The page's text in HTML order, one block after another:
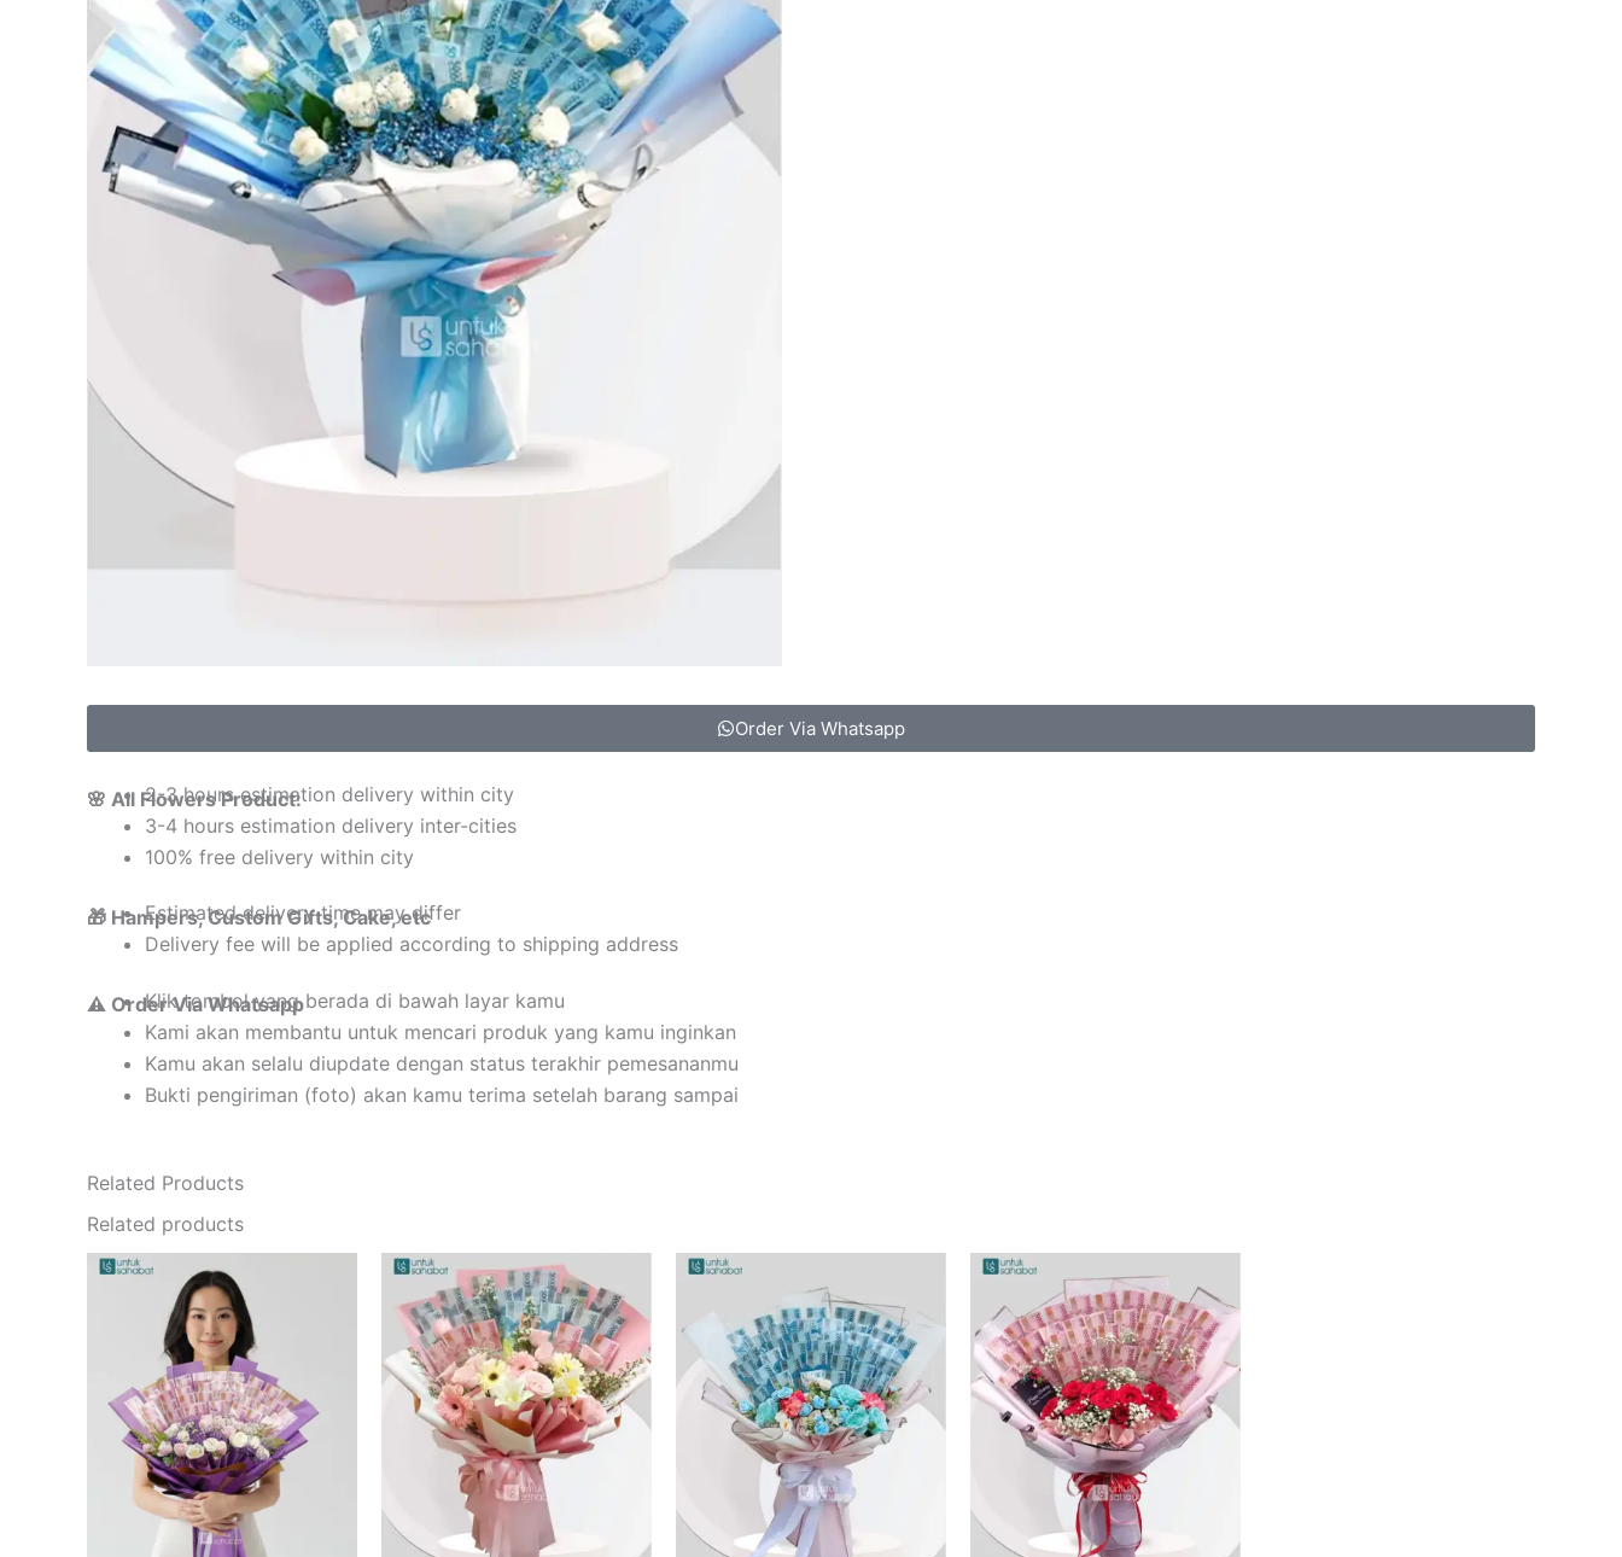
Order Via Whatsapp
🌸 All Flowers Product:
2-3 hours estimation delivery within city
3-4 hours estimation delivery inter-cities
100% free delivery within city
🎁 Hampers, Custom Gifts, Cake, etc
Estimated delivery time may differ
Delivery fee will be applied according to shipping address
⚠️ Order Via Whatsapp
Klik tombol yang berada di bawah layar kamu
Kami akan membantu untuk mencari produk yang kamu inginkan
Kamu akan selalu diupdate dengan status terakhir pemesananmu
Bukti pengiriman (foto) akan kamu terima setelah barang sampai
Related Products
Related products